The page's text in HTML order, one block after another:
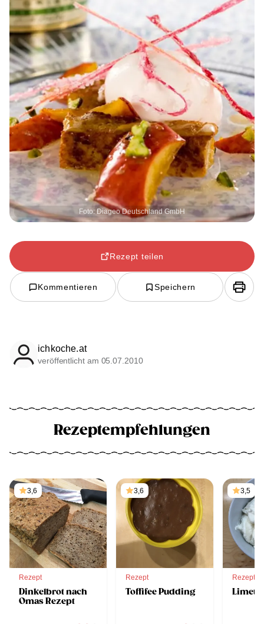
Foto: Diageo Deutschland GmbH
Rezept teilen
Kommentieren Speichern
ichkoche.at
veröffentlicht am 05.07.2010
Rezeptempfehlungen
3,6
Rezept
Dinkelbrot nach
Omas Rezept
3,6
Rezept
Toffifee Pudding
3,5
Rezept